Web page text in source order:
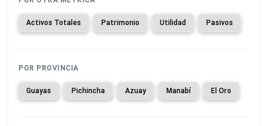
Activos Totales Patrimonio Utilidad Pasivos
POR PROVINCIA
Guayas Pichincha Azuay Manabí El Oro